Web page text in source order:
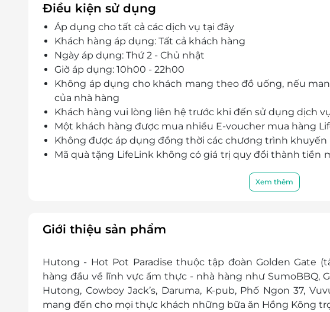
Điều kiện sử dụng
Áp dụng cho tất cả các dịch vụ tại đây
Khách hàng áp dụng: Tất cả khách hàng
Ngày áp dụng: Thứ 2 - Chủ nhật
Giờ áp dụng: 10h00 - 22h00
Không áp dụng cho khách mang theo đồ uống, nếu
của nhà hàng
Khách hàng vui lòng liên hệ trước khi đến sử dụng dịch
Một khách hàng được mua nhiều E-voucher mua hàng
Không được áp dụng đồng thời các chương trình khuyến
Mã quà tặng LifeLink không có giá trị quy đổi thành tiền
Xem thêm
Giới thiệu sản phẩm
Hutong - Hot Pot Paradise thuộc tập đoàn Golden Gate
hàng đầu về lĩnh vực ẩm thực - nhà hàng như SumoBBQ,
Hutong, Cowboy Jack’s, Daruma, K-pub, Phố Ngon 37,
mang đến cho mọi thực khách những bữa ăn Hồng Kông